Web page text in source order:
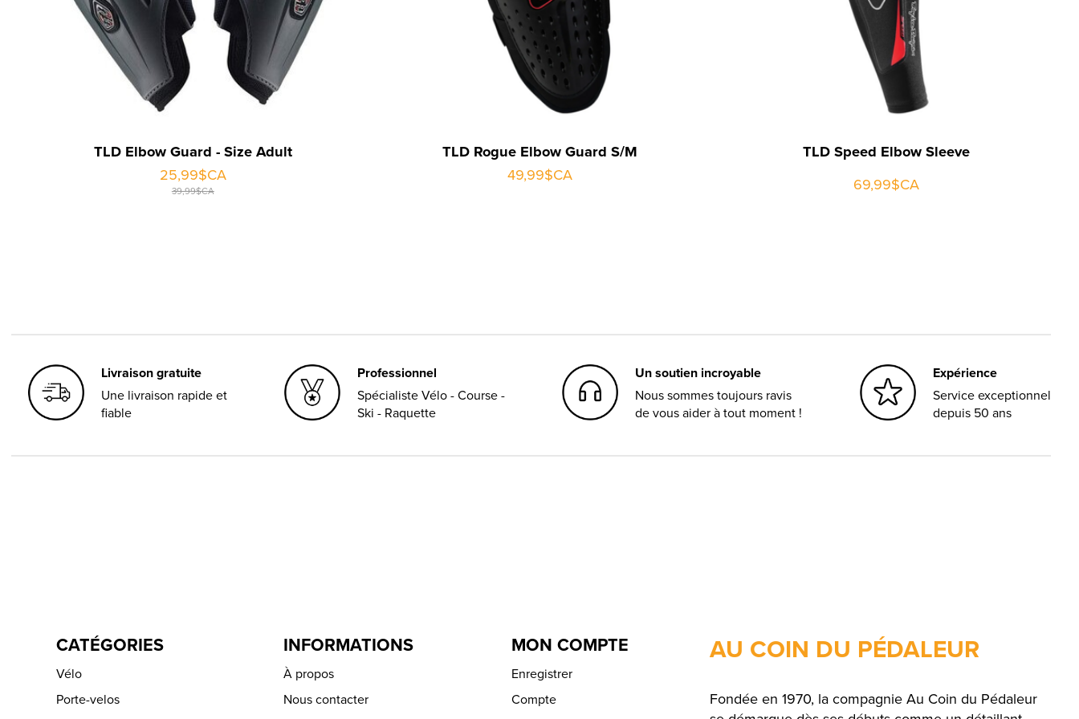
TLD Elbow Guard - Size Adult
25,99$CA
39,99$CA
TLD Rogue Elbow Guard S/M
49,99$CA
TLD Speed Elbow Sleeve
69,99$CA
Livraison gratuite
Une livraison rapide et
fiable
Professionnel
Spécialiste Vélo - Course -
Ski - Raquette
Un soutien incroyable
Nous sommes toujours ravis
de vous aider à tout moment !
Expérience
Service exceptionnel
depuis 50 ans
CATÉGORIES
Vélo
Porte-velos
INFORMATIONS
À propos
Nous contacter
MON COMPTE
Enregistrer
Compte
AU COIN DU PÉDALEUR
Fondée en 1970, la compagnie Au Coin du Pédaleur